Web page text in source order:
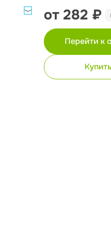
Фасовка:
от 282 ₽
Перейти к